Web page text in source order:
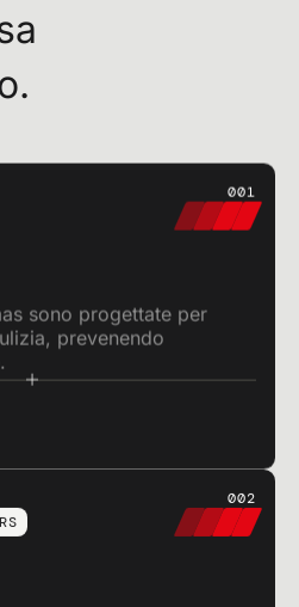
001
sono progettate per
prevenendo
002